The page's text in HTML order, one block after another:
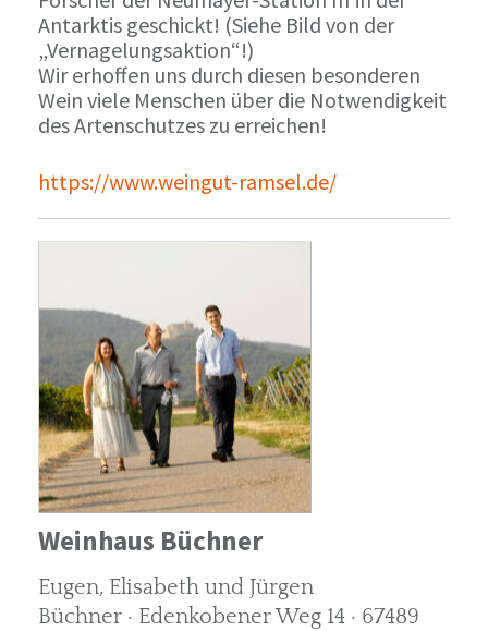
Antarktis geschickt! (Siehe Bild von der
„Vernagelungsaktion“!)
Wir erhoffen uns durch diesen besonderen
Wein viele Menschen über die Notwendigkeit
des Artenschutzes zu erreichen!
https://www.weingut-ramsel.de/
Weinhaus Büchner
Eugen, Elisabeth und Jürgen
Büchner · Edenkobener Weg 14 · 67489